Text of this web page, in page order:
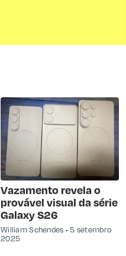
Vazamento revela o
provável visual da série
Galaxy S26
William Schendes
5 setembro
2025